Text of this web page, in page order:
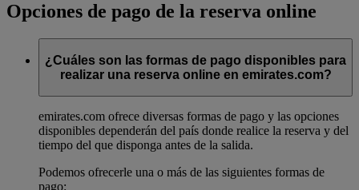
Opciones de pago de la reserva online
¿Cuáles son las formas de pago disponibles para
realizar una reserva online en emirates.com?
emirates.com ofrece diversas formas de pago y las opciones
disponibles dependerán del país donde realice la reserva y del
tiempo del que disponga antes de la salida.
Podemos ofrecerle una o más de las siguientes formas de
pago: